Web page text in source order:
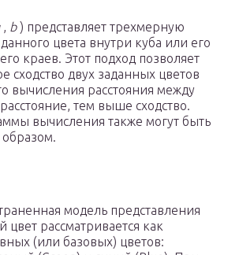
, b) представляет трехмерную
цвета внутри куба или его
краев. Этот подход позволяет
сходство двух заданных цветов
вычисления расстояния между
тем выше сходство.
вычисления также могут быть
модель представления
рассматривается как
(или базовых) цветов: